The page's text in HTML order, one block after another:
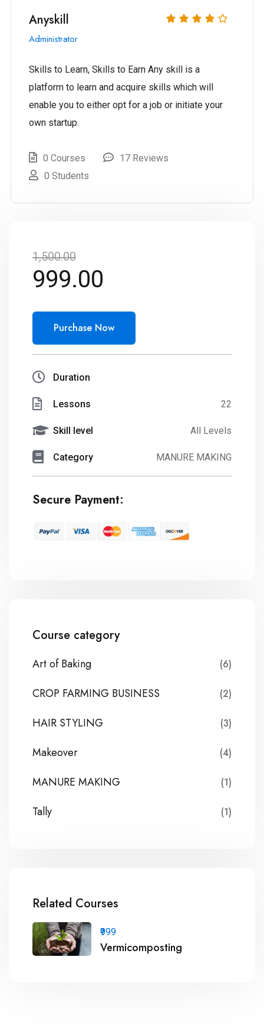
Anyskill
Administrator
Skills to Learn, Skills to Earn Any skill is a
platform to learn and acquire skills which will
enable you to either opt for a job or initiate your
own startup.
0 Courses
17 Reviews
0 Students
1,500.00
999.00
Purchase Now
Duration
Lessons 22
Skill level All Levels
Category MANURE MAKING
Secure Payment:
Course category
Art of Baking (6)
CROP FARMING BUSINESS (2)
HAIR STYLING (3)
Makeover (4)
MANURE MAKING (1)
Tally (1)
Related Courses
₹999
Vermicomposting